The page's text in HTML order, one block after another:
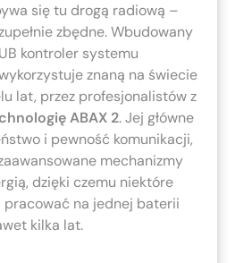
się tu drogą radiową –
zbędne. Wbudowany
kontroler systemu
znaną na świecie
lat, przez profesjonalistów z
ABAX 2. Jej główne
i pewność komunikacji,
mechanizmy
dzięki czemu niektóre
pracować na jednej baterii
kilka lat.